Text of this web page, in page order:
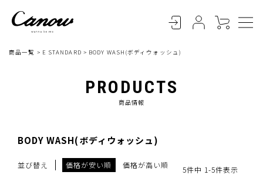
商品一覧 E STANDARD BODY WASH(ボディウォッシュ)
PRODUCTS
商品情報
BODY WASH(ボディウォッシュ)
並び替え 価格が安い順 価格が高い順 5件中 1-5件表示